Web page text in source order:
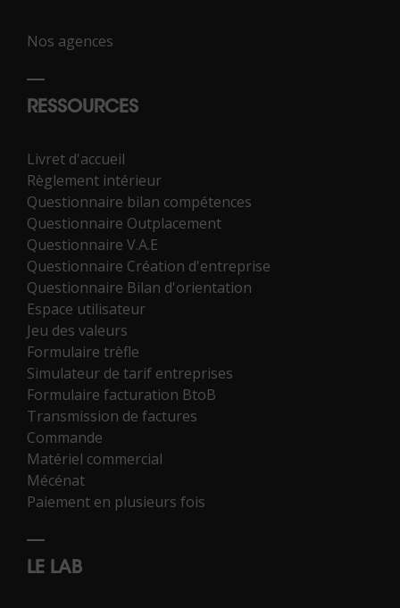
Nos agences
RESSOURCES
Livret d'accueil
Règlement intérieur
Questionnaire bilan compétences
Questionnaire Outplacement
Questionnaire V.A.E
Questionnaire Création d'entreprise
Questionnaire Bilan d'orientation
Espace utilisateur
Jeu des valeurs
Formulaire trèfle
Simulateur de tarif entreprises
Formulaire facturation BtoB
Transmission de factures
Commande
Matériel commercial
Mécénat
Paiement en plusieurs fois
LE LAB